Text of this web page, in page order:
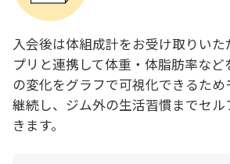
入会後は体組成計をお受け取りい
プリと連携して体重・体脂肪率な
の変化をグラフで可視化できるた
継続し、ジム外の生活習慣までセル
きます。